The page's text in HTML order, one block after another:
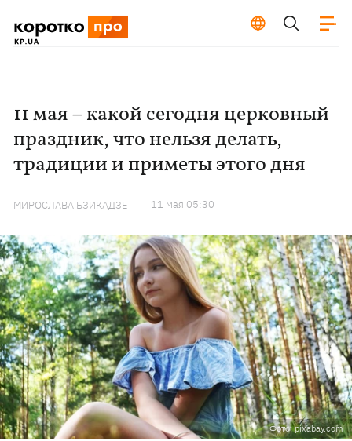
11 мая – какой сегодня церковный
праздник, что нельзя делать,
традиции и приметы этого дня
МИРОСЛАВА БЗИКАДЗЕ 11 мая 05:30
Фото: pixabay.com